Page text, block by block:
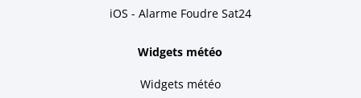
iOS - Alarme Foudre Sat24
Widgets météo
Widgets météo